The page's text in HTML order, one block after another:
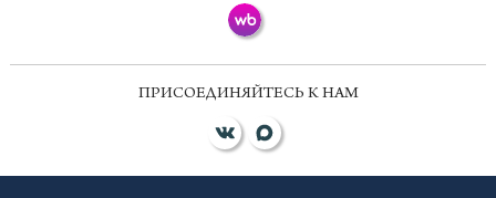
ПРИСОЕДИНЯЙТЕСЬ К НАМ